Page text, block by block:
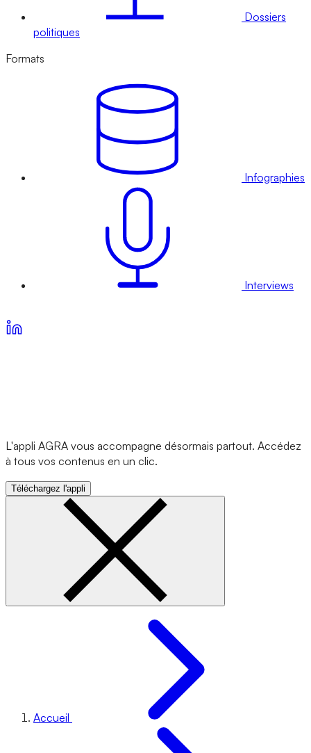
Dossiers
politiques
Formats
Infographies
Interviews
L'appli AGRA vous accompagne désormais partout. Accédez
à tous vos contenus en un clic.
Téléchargez l'appli
Accueil